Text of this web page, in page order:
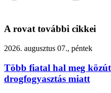
A rovat további cikkei
2026. augusztus 07., péntek
Több fiatal hal meg
drogfogyasztás miatt